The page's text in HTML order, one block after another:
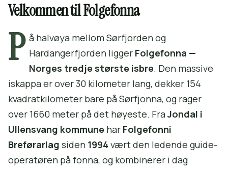
Velkommen til Folgefonna
P å halvøya mellom Sørfjorden og
Hardangerfjorden ligger Folgefonna —
Norges tredje største isbre. Den massive
iskappa er over 30 kilometer lang, dekker 154
kvadratkilometer bare på Sørfjonna, og rager
over 1660 meter på det høyeste. FraJondal i
Ullensvang kommune har Folgefonni
Breførarlag siden 1994 vært den ledende guide-
operatøren på fonna, og kombinerer i dag